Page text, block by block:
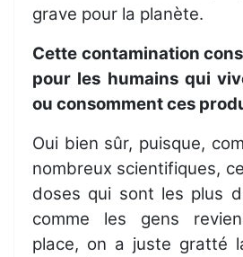
grave pour la planète.
Cette contamination
pour les humains qui
ou consomment ces
Oui bien sûr, puisque,
nombreux scientifiques,
doses qui sont les plus
comme les gens
place, on a juste gratté